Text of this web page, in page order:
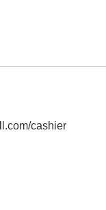
cashier